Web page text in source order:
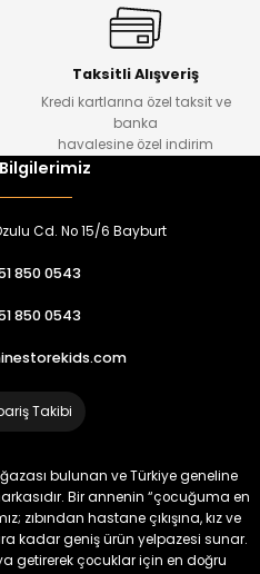
Navi Kız Çocuk Kot Pantolon
₺ 650
Kız Çocuk 3’lü Takım
Yeni
Kız Çocuk ve Bebek Tayt
%22
Taksitli Alışveriş
Kredi kartlarına özel taksit ve
banka
havalesine özel indirim
Cd. No 15/6 Bayburt
850 0543
850 0543
Takibi
bulunan ve Türkiye geneline
Bir annenin “çocuğuma en
zıbından hastane çıkışına, kız ve
kadar geniş ürün yelpazesi sunar.
getirerek çocuklar için en doğru